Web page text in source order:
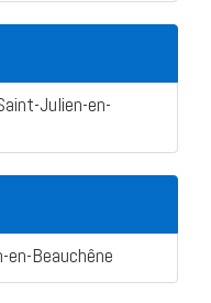
Julien-en-
Beauchêne